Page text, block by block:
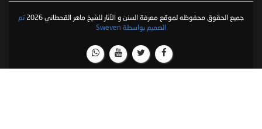
جميع الحقوق محفوظه لموقع معرفة السنن و الآثار للشيخ ماهر القحطاني 2026
تم
الصميم بواسطة Sweven